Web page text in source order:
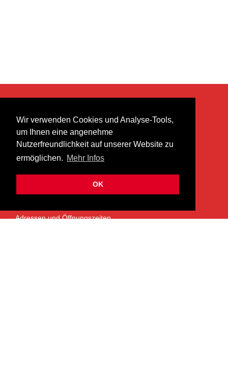
Wir verwenden Cookies und Analyse-Tools,
um Ihnen eine angenehme
Nutzerfreundlichkeit auf unserer Website zu
ermöglichen. Mehr Infos
OK
heer musik ag
Lättenstrasse 35
8952 Schlieren
info@heermusic.com
ÜBER UNS
Adressen und Öffnungszeiten